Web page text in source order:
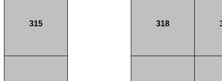
315 318